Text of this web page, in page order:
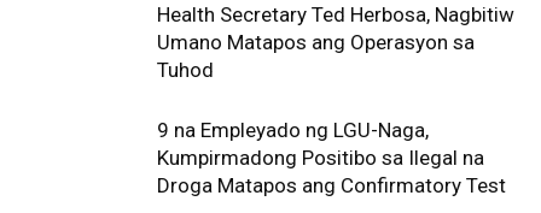
Health Secretary Ted Herbosa, Nagbitiw
Umano Matapos ang Operasyon sa
Tuhod
9 na Empleyado ng LGU-Naga,
Kumpirmadong Positibo sa Ilegal na
Droga Matapos ang Confirmatory Test